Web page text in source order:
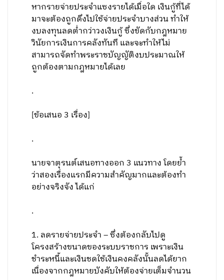
หากรายจ่ายประจำแซงรายได้เมื่อใด เงินกู้ที่ได้
มาจะต้องถูกดึงไปใช้จ่ายประจำบางส่วน ทำให้
งบลงทุนลดต่ำกว่าวงเงินกู้ ซึ่งขัดกับกฎหมาย
วินัยการเงินการคลังทันที และจะทำให้ไม่
สามารถจัดทำพระราชบัญญัติงบประมาณให้
ถูกต้องตามกฎหมายได้เลย
.
[ข้อเสนอ 3 เรื่อง]
.
นายจาตุรนต์เสนอทางออก 3 แนวทาง โดยย้ำ
ว่าสองเรื่องแรกมีความสำคัญมากและต้องทำ
อย่างจริงจัง ได้แก่
.
1. ลดรายจ่ายประจำ – ซึ่งต้องกลับไปดู
โครงสร้างขนาดของระบบราชการ เพราะเงิน
ชำระหนี้และเงินชดใช้เงินคงคลังนั้นลดได้ยาก
เนื่องจากกฎหมายบังคับให้ต้องจ่ายเต็มจำนวน